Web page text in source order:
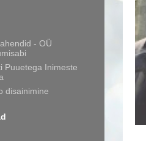
- OÜ
Puuetega Inimeste
disainimine